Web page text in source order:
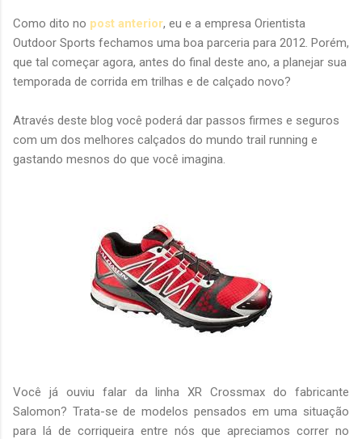
Como dito no post anterior, eu e a empresa Orientista
Outdoor Sports fechamos uma boa parceria para 2012. Porém,
que tal começar agora, antes do final deste ano, a planejar sua
temporada de corrida em trilhas e de calçado novo?
Através deste blog você poderá dar passos firmes e seguros
com um dos melhores calçados do mundo trail running e
gastando mesnos do que você imagina.
Você já ouviu falar da linha XR Crossmax do fabricante
Salomon? Trata-se de modelos pensados em uma situação
para lá de corriqueira entre nós que apreciamos correr no